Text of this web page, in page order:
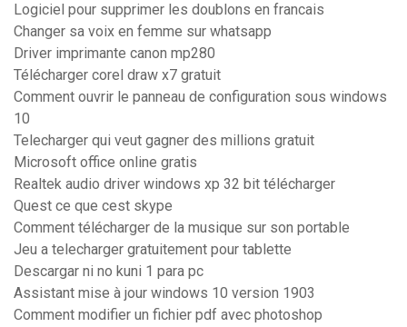
Logiciel pour supprimer les doublons en francais
Changer sa voix en femme sur whatsapp
Driver imprimante canon mp280
Télécharger corel draw x7 gratuit
Comment ouvrir le panneau de configuration sous windows
10
Telecharger qui veut gagner des millions gratuit
Microsoft office online gratis
Realtek audio driver windows xp 32 bit télécharger
Quest ce que cest skype
Comment télécharger de la musique sur son portable
Jeu a telecharger gratuitement pour tablette
Descargar ni no kuni 1 para pc
Assistant mise à jour windows 10 version 1903
Comment modifier un fichier pdf avec photoshop